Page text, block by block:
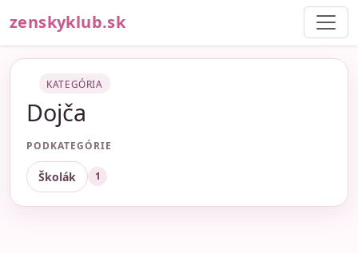
zenskyklub.sk
KATEGÓRIA
Dojča
PODKATEGÓRIE
Školák 1